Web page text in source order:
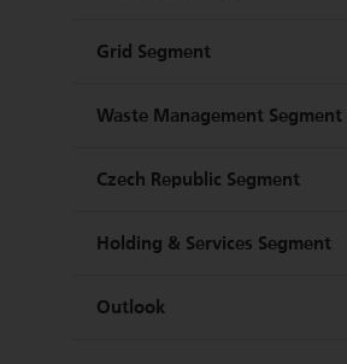
Grid Segment
Waste Management Segment
Czech Republic Segment
Holding & Services Segment
Outlook